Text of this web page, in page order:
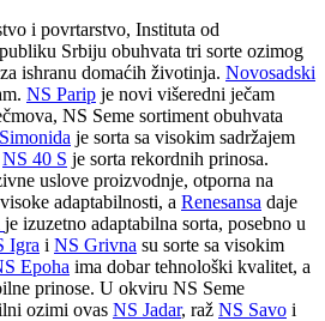
i povrtarstvo, Instituta od
Srbiju obuhvata tri sorte ozimog
ishranu domaćih životinja. Novosadski
NS Parip je novi višeredni ječam
NS Seme sortiment obuhvata
Simonida je sorta sa visokim sadržajem
NS 40 S je sorta rekordnih prinosa.
uslove proizvodnje, otporna na
adaptabilnosti, a Renesansa daje
je izuzetno adaptabilna sorta, posebno u
Igra i NS Grivna su sorte sa visokim
Epoha ima dobar tehnološki kvalitet, a
prinose. U okviru NS Seme
ozimi ovas NS Jadar, raž NS Savo i